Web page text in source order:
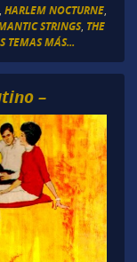
HARLEM NOCTURNE,
STRINGS, THE
TEMAS MÁS...
–